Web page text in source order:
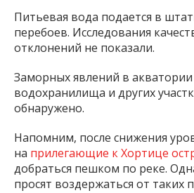
Питьевая вода подается в
перебоев. Исследования
отклонений не показали.
Заморных явлений в акватории
водохранилища и других
обнаружено.
Напомним, после снижения
на прилегающие к Хортице
добраться пешком по реке.
просят воздержаться от таких